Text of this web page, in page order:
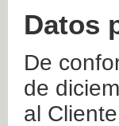
Datos
De
de
al